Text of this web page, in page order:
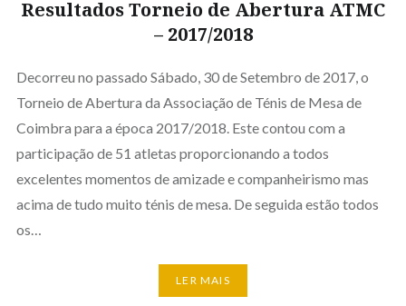
Resultados Torneio de Abertura ATMC
– 2017/2018
Decorreu no passado Sábado, 30 de Setembro de 2017, o
Torneio de Abertura da Associação de Ténis de Mesa de
Coimbra para a época 2017/2018. Este contou com a
participação de 51 atletas proporcionando a todos
excelentes momentos de amizade e companheirismo mas
acima de tudo muito ténis de mesa. De seguida estão todos
os…
LER MAIS